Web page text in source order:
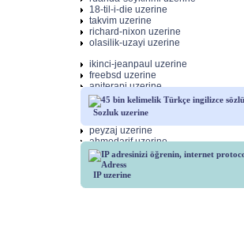
18-til-i-die uzerine
takvim uzerine
richard-nixon uzerine
olasilik-uzayi uzerine
ikinci-jeanpaul uzerine
freebsd uzerine
apiterapi uzerine
aramamotorlari uzerine
uyku uzerine
peyzaj uzerine
ahmedarif uzerine
cahitsitkitaranci uzerine
Sozluk uzerine
IP uzerine